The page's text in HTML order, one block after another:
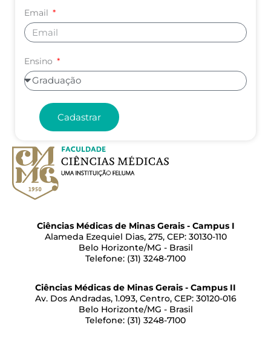
Email
Ensino
Cadastrar
Ciências Médicas de Minas Gerais - Campus I
Alameda Ezequiel Dias, 275, CEP: 30130-110
Belo Horizonte/MG - Brasil
Telefone: (31) 3248-7100
Ciências Médicas de Minas Gerais - Campus II
Av. Dos Andradas, 1.093, Centro, CEP: 30120-016
Belo Horizonte/MG - Brasil
Telefone: (31) 3248-7100